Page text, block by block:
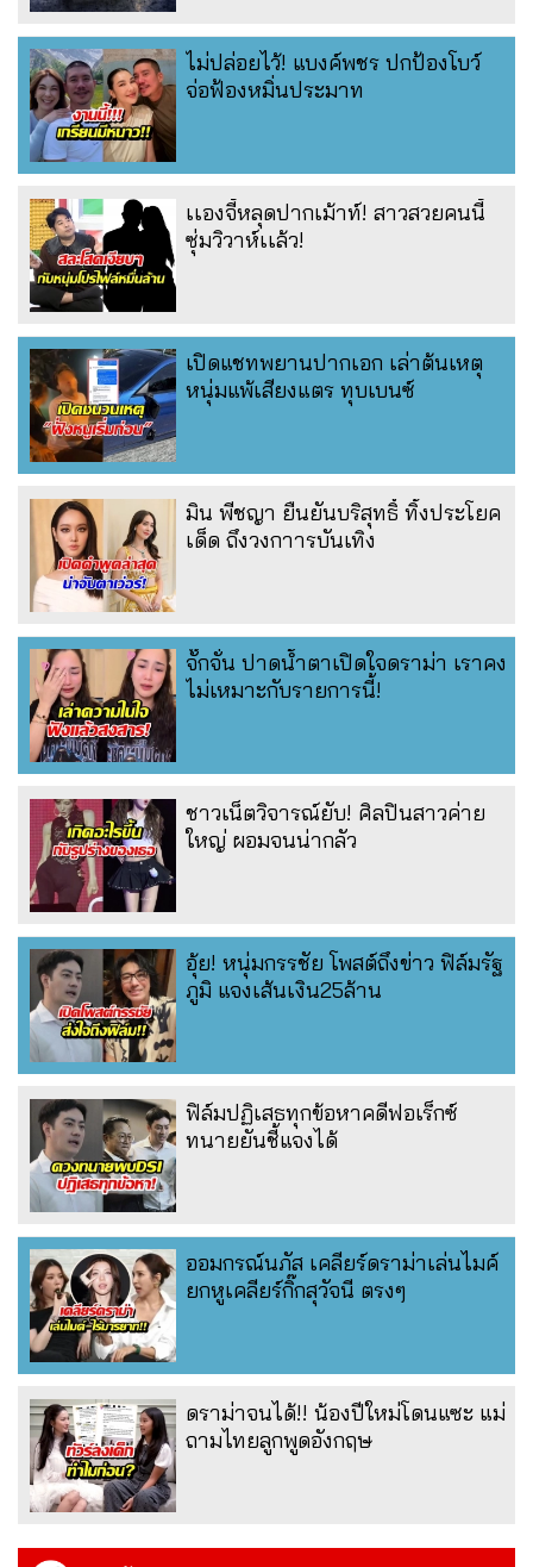
ไม่ปล่อยไว้! แบงค์พชร ปกป้องโบว์
จ่อฟ้องหมิ่นประมาท
เเองจี้หลุดปากเม้าท์! สาวสวยคนนี้
ซุ่มวิวาห์เเล้ว!
เปิดแชทพยานปากเอก เล่าต้นเหตุ
หนุ่มแพ้เสียงแตร ทุบเบนซ์
มิน พีชญา ยืนยันบริสุทธิ์ ทิ้งประโยค
เด็ด ถึงวงกาารบันเทิง
จั๊กจั่น ปาดน้ำตาเปิดใจดราม่า เราคง
ไม่เหมาะกับรายการนี้!
ชาวเน็ตวิจารณ์ยับ! ศิลปินสาวค่าย
ใหญ่ ผอมจนน่ากลัว
อุ้ย! หนุ่มกรรชัย โพสต์ถึงข่าว ฟิล์มรัฐ
ภูมิ แจงเส้นเงิน25ล้าน
ฟิล์มปฏิเสธทุกข้อหาคดีฟอเร็กซ์
ทนายยันชี้แจงได้
ออมกรณ์นภัส เคลียร์ดราม่าเล่นไมค์
ยกหูเคลียร์กิ๊กสุวัจนี ตรงๆ
ดราม่าจนได้!! น้องปีใหม่โดนแซะ แม่
ถามไทยลูกพูดอังกฤษ